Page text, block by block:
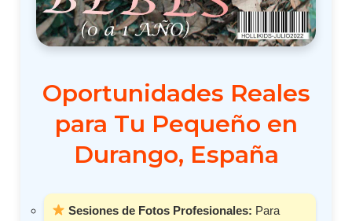
Oportunidades Reales
para Tu Pequeño en
Durango, España
Sesiones de Fotos Profesionales: Para